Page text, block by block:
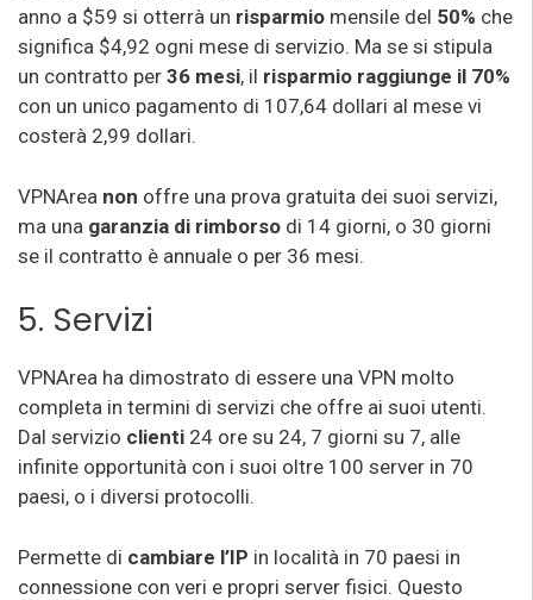
anno a $59 si otterrà un risparmio mensile del 50% che
significa $4,92 ogni mese di servizio. Ma se si stipula
un contratto per 36 mesi, il risparmio raggiunge il 70%
con un unico pagamento di 107,64 dollari al mese vi
costerà 2,99 dollari.
VPNArea non offre una prova gratuita dei suoi servizi,
ma una garanzia di rimborso di 14 giorni, o 30 giorni
se il contratto è annuale o per 36 mesi.
5. Servizi
VPNArea ha dimostrato di essere una VPN molto
completa in termini di servizi che offre ai suoi utenti.
Dal servizio clienti 24 ore su 24, 7 giorni su 7, alle
infinite opportunità con i suoi oltre 100 server in 70
paesi, o i diversi protocolli.
Permette di cambiare l’IP in località in 70 paesi in
connessione con veri e propri server fisici. Questo